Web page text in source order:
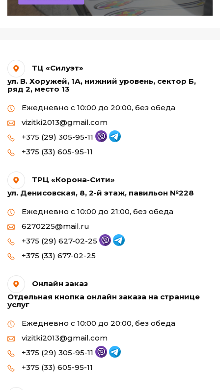
ТЦ «Силуэт»
ул. В. Хоружей, 1А, нижний уровень, сектор Б,
ряд 2, место 13
Ежедневно с 10:00 до 20:00, без обеда
vizitki2013@gmail.com
+375 (29) 305-95-11
+375 (33) 605-95-11
ТРЦ «Корона-Сити»
ул. Денисовская, 8, 2-й этаж, павильон №228
Ежедневно с 10:00 до 21:00, без обеда
6270225@mail.ru
+375 (29) 627-02-25
+375 (33) 677-02-25
Онлайн заказ
Отдельная кнопка онлайн заказа на странице
услуг
Ежедневно с 10:00 до 20:00, без обеда
vizitki2013@gmail.com
+375 (29) 305-95-11
+375 (33) 605-95-11